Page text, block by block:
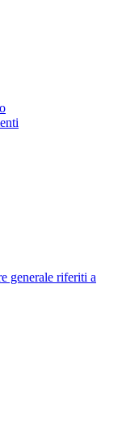
generale riferiti a